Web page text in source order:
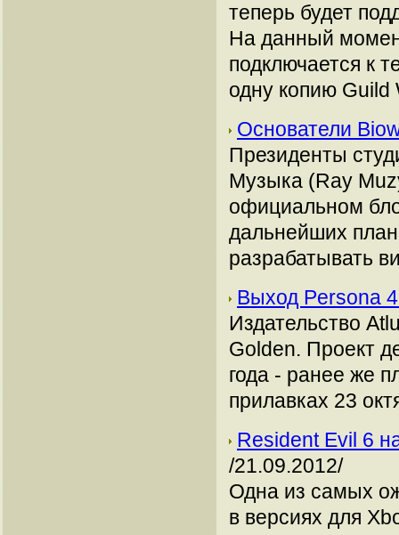
теперь будет
На данный
подключается к
одну копию Guild
Основатели
Президенты
Музыка (Ray
официальном
дальнейших
разрабатывать
Выход Persona
Издательство
Golden. Проект
года - ранее же
прилавках 23
Resident Evil 6
/21.09.2012/
Одна из самых
в версиях для